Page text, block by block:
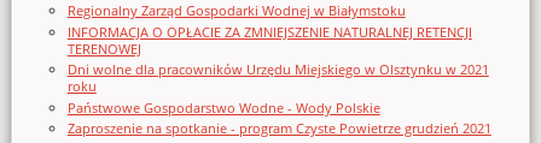
Regionalny Zarząd Gospodarki Wodnej w Białymstoku
INFORMACJA O OPŁACIE ZA ZMNIEJSZENIE NATURALNEJ RETENCJI
TERENOWEJ
Dni wolne dla pracowników Urzędu Miejskiego w Olsztynku w 2021
roku
Państwowe Gospodarstwo Wodne - Wody Polskie
Zaproszenie na spotkanie - program Czyste Powietrze grudzień 2021